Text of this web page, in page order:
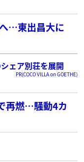
…東出昌大に
ェア別荘を展開
PR(COCO VILLA on GOETHE)
再燃…騒動4カ